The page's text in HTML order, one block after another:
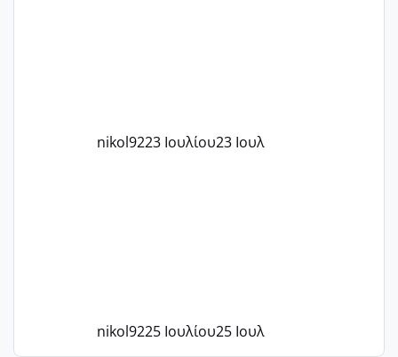
nikol9223 Ιουλίου23 Ιουλ
nikol9225 Ιουλίου25 Ιουλ